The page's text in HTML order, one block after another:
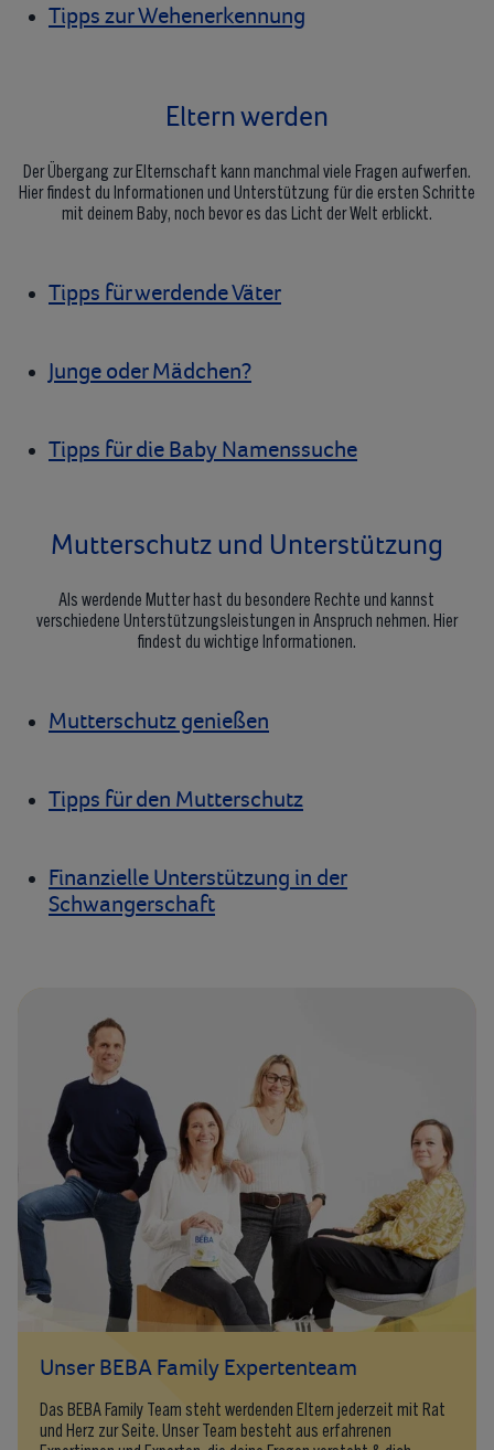
Tipps zur Wehenerkennung
Eltern werden
Der Übergang zur Elternschaft kann manchmal viele Fragen aufwerfen.
Hier findest du Informationen und Unterstützung für die ersten Schritte
mit deinem Baby, noch bevor es das Licht der Welt erblickt.
Tipps für werdende Väter
Junge oder Mädchen?
Tipps für die Baby Namenssuche
Mutterschutz und Unterstützung
Als werdende Mutter hast du besondere Rechte und kannst
verschiedene Unterstützungsleistungen in Anspruch nehmen. Hier
findest du wichtige Informationen.
Mutterschutz genießen
Tipps für den Mutterschutz
Finanzielle Unterstützung in der
Schwangerschaft
Unser BEBA Family Expertenteam
Das BEBA Family Team steht werdenden Eltern jederzeit mit Rat
und Herz zur Seite. Unser Team besteht aus erfahrenen